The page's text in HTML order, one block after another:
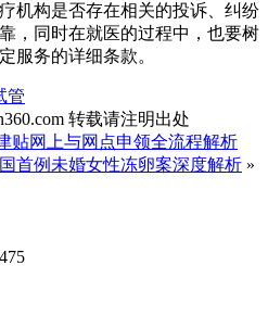
机构是否存在相关的投诉、纠纷
，同时在就医的过程中，也要树
服务的详细条款。
管
转载请注明出处
贴网上与网点申领全流程解析
首例未婚女性冻卵案深度解析 »